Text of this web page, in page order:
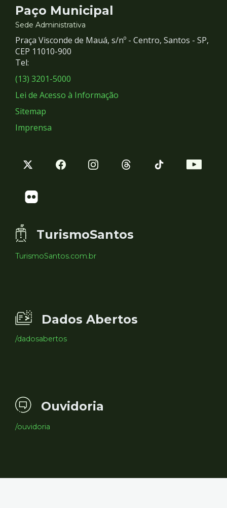
Contato
e
Redes
Sociais
Paço Municipal
Sede Administrativa
Praça Visconde de Mauá, s/nº - Centro, Santos - SP,
CEP 11010-900
Tel:
(13) 3201-5000
Lei de Acesso à Informação
Sitemap
Imprensa
TurismoSantos
TurismoSantos.com.br
Dados Abertos
/dadosabertos
Ouvidoria
/ouvidoria